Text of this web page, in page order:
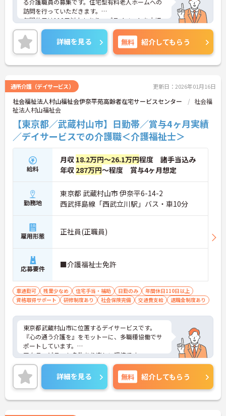
訪問を行っていただきます。
年間休日は110日以上もあり、プライベートを大切
にしながらご勤務いただけます。また、研修制度や
資格取得支援制度があり、働きながらスキルアップ
が目指せる環境です。
ご興味のある方には、面接対策ポイントなど、さら
に詳細をご案内しますのでお気軽にご相談くださ
詳細を見る 無料 紹介してもらう
通所介護（デイサービス） 更新日：2026年01月16日
社会福祉法人村山福祉会伊奈平苑高齢者在宅サービスセンター
社会福
祉法人村山福祉会
【東京都／武蔵村山市】日勤帯／賞与4ヶ月実績
／デイサービスでの介護職＜介護福祉士＞
給料
月収 18.2万円～26.1万円程度 諸手当込み
年収 287万円～程度 賞与4ヶ月想定
勤務地
東京都 武蔵村山市 伊奈平6-14-2
西武拝島線「西武立川駅」バス・車10分
雇用形態 正社員(正職員)
応募要件 ■介護福祉士免許
車通勤可 残業少なめ 住宅手当・補助 日勤のみ
年間休日110日以上
資格取得サポート
研修制度あり 社会保険完備 交通費支給 退職金制度あり
東京都武蔵村山市に位置するデイサービスです。
『心の通う介護を』をモットーに、多職種協働でサ
ポートしています。
アクティビティも多数あり楽しい環境です。
ご興味ある方には、面接対策ポイントなど、さらに
詳細をお話しいたしますのでお気軽にご相談くださ
い！
詳細を見る 無料 紹介してもらう